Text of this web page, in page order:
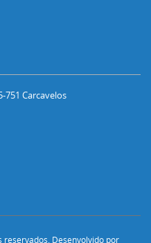
751 Carcavelos
reservados. Desenvolvido por